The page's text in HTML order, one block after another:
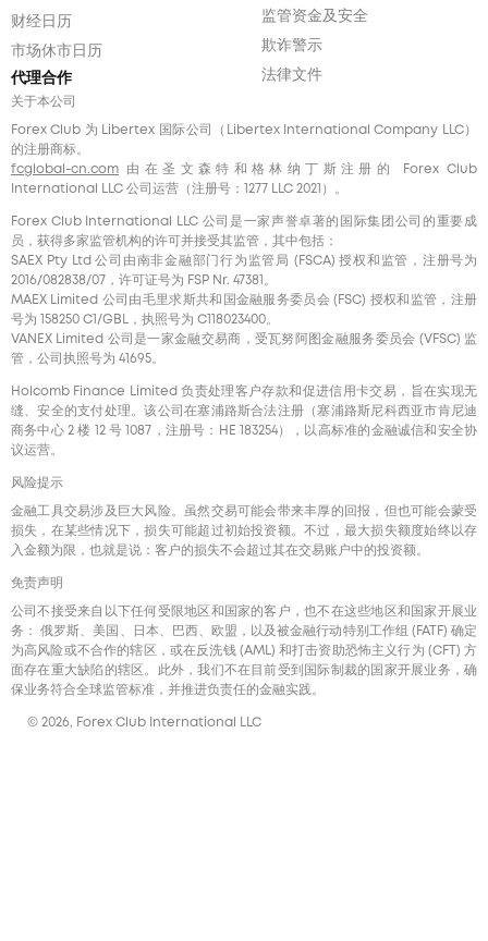
财经日历
市场休市日历
代理合作
监管资金及安全
欺诈警示
法律文件
关于本公司
Forex Club 为 Libertex 国际公司（Libertex International Company LLC）
的注册商标。
fcglobal-cn.com 由在圣文森特和格林纳丁斯注册的 Forex Club
International LLC 公司运营（注册号：1277 LLC 2021）。
Forex Club International LLC 公司是一家声誉卓著的国际集团公司的重要成
员，获得多家监管机构的许可并接受其监管，其中包括：
SAEX Pty Ltd 公司由南非金融部门行为监管局 (FSCA) 授权和监管，注册号为
2016/082838/07，许可证号为 FSP Nr. 47381。
MAEX Limited 公司由毛里求斯共和国金融服务委员会 (FSC) 授权和监管，注册
号为 158250 C1/GBL，执照号为 С118023400。
VANEX Limited 公司是一家金融交易商，受瓦努阿图金融服务委员会 (VFSC) 监
管，公司执照号为 41695。
Holcomb Finance Limited 负责处理客户存款和促进信用卡交易，旨在实现无
缝、安全的支付处理。该公司在塞浦路斯合法注册（塞浦路斯尼科西亚市肯尼迪
商务中心 2 楼 12 号 1087，注册号：HE 183254），以高标准的金融诚信和安全协
议运营。
风险提示
金融工具交易涉及巨大风险。虽然交易可能会带来丰厚的回报，但也可能会蒙受
损失，在某些情况下，损失可能超过初始投资额。不过，最大损失额度始终以存
入金额为限，也就是说：客户的损失不会超过其在交易账户中的投资额。
免责声明
公司不接受来自以下任何受限地区和国家的客户，也不在这些地区和国家开展业
务： 俄罗斯、美国、日本、巴西、欧盟，以及被金融行动特别工作组 (FATF) 确定
为高风险或不合作的辖区，或在反洗钱 (AML) 和打击资助恐怖主义行为 (CFT) 方
面存在重大缺陷的辖区。此外，我们不在目前受到国际制裁的国家开展业务，确
保业务符合全球监管标准，并推进负责任的金融实践。
© 2026, Forex Club International LLC